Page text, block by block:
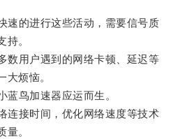
的进行这些活动，需要信号质
持。
用户遇到的网络卡顿、延迟等
大烦恼。
鸟加速器应运而生。
接时间，优化网络速度等技术
量。